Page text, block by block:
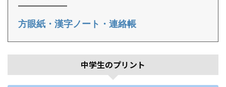
方眼紙・漢字ノート・連絡帳
中学生のプリント